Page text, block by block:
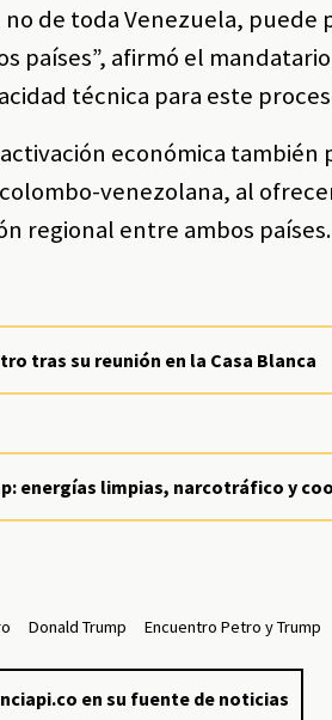
de toda Venezuela, puede
países”, afirmó el
técnica para este
económica también
venezolana, al
regional entre ambos países.
tras su reunión en la Casa Blanca
energías limpias, narcotráfico y
Donald Trump Encuentro Petro y Trump
en su fuente de noticias